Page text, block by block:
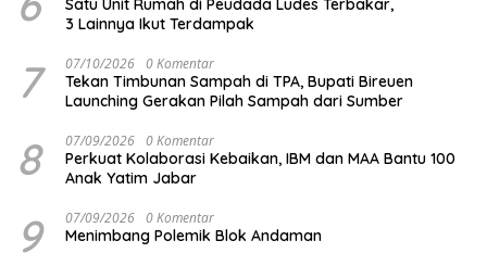
Satu Unit Rumah di Peudada Ludes Terbakar,
3 Lainnya Ikut Terdampak
7 07/10/2026 0 Komentar
Tekan Timbunan Sampah di TPA, Bupati Bireuen
Launching Gerakan Pilah Sampah dari Sumber
8 07/09/2026 0 Komentar
Perkuat Kolaborasi Kebaikan, IBM dan MAA Bantu 100
Anak Yatim Jabar
9 07/09/2026 0 Komentar
Menimbang Polemik Blok Andaman